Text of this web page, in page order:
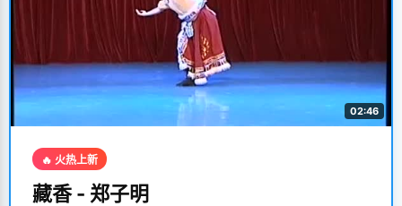
02:46
🔥 火热上新
藏香 - 郑子明